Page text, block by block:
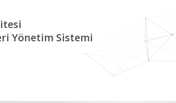
Yönetim Sistemi